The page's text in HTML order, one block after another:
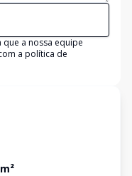
a nossa equipe
a política de
m²